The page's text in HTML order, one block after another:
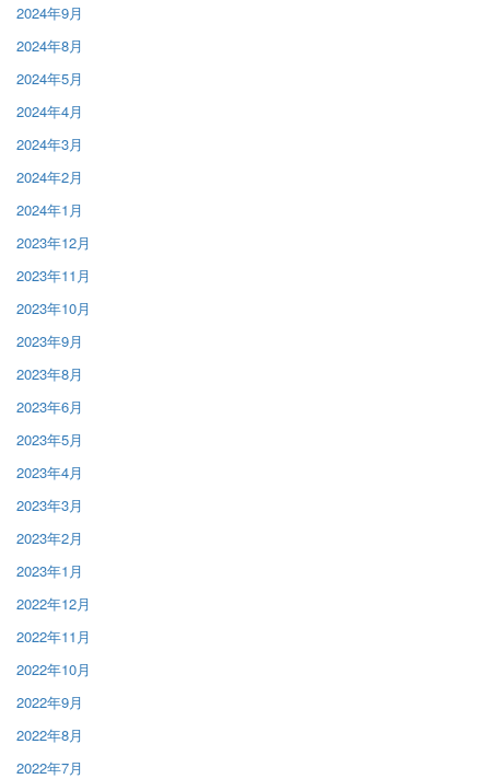
2024年9月
2024年8月
2024年5月
2024年4月
2024年3月
2024年2月
2024年1月
2023年12月
2023年11月
2023年10月
2023年9月
2023年8月
2023年6月
2023年5月
2023年4月
2023年3月
2023年2月
2023年1月
2022年12月
2022年11月
2022年10月
2022年9月
2022年8月
2022年7月